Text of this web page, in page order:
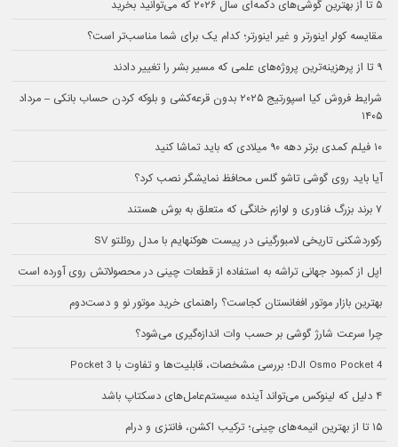
۵ تا از بهترین گوشی‌های دکمه‌ای سال ۲۰۲۶ که می‌توانید بخرید
مقایسه کولر اینورتر و غیر اینورتر؛ کدام یک برای شما مناسب‌تر است؟
۹ تا از پرهزینه‌ترین پروژه‌های علمی که مسیر بشر را تغییر دادند
شرایط فروش کیا اسپورتیج ۲۰۲۵ بدون قرعه‌کشی و بلوکه کردن حساب بانکی – مرداد
۱۴۰۵
۱۰ فیلم کمدی برتر دهه ۹۰ میلادی که باید تماشا کنید
آیا باید روی گوشی تاشو گلس محافظ نمایشگر نصب کرد؟
۷ برند بزرگ فناوری و لوازم خانگی که متعلق به بوش هستند
رکوردشکنی تاریخی لامبورگینی در پیست هوکنهایم با مدل روئلتو SV
اپل از کمبود جهانی تراشه به استفاده از قطعات چینی در محصولاتش روی آورده است
بهترین بازار موتور افغانستان کجاست؟ راهنمای خرید موتور نو و دست‌‎دوم
چرا سرعت شارژ گوشی بر حسب وات اندازه‌گیری می‌شود؟
DJI Osmo Pocket 4؛ بررسی مشخصات، قابلیت‌ها و تفاوت با Pocket 3
۴ دلیل که لینوکس می‌تواند آینده سیستم‌‌عامل‌های دسکتاپ باشد
۱۵ تا از بهترین انیمه‌های چینی؛ ترکیب اکشن، فانتزی و درام